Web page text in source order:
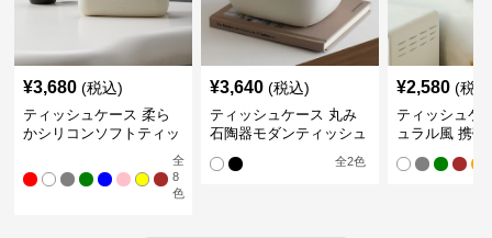
¥3,680 (税込)
ティッシュケース 柔ら
かシリコンソフトティッ
全
8
色
¥3,640 (税込)
ティッシュケース 丸み
石陶器モダンティッシュ
全2色
¥2,580 (税
ティッシュケ
ュラル風 携帯